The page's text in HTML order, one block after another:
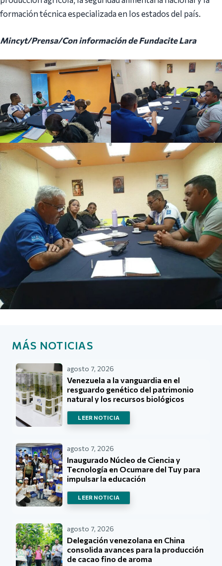
formación técnica especializada en los estados del país.
Mincyt/Prensa/Con información de Fundacite Lara
MÁS NOTICIAS
agosto 7, 2026
Venezuela a la vanguardia en el
resguardo genético del patrimonio
natural y los recursos biológicos
LEER NOTICIA
agosto 7, 2026
Inaugurado Núcleo de Ciencia y
Tecnología en Ocumare del Tuy para
impulsar la educación
LEER NOTICIA
agosto 7, 2026
Delegación venezolana en China
consolida avances para la producción
de cacao fino de aroma